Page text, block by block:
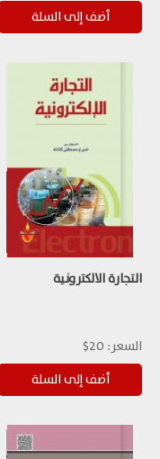
التجارة الالكترونية
السعر: 20$